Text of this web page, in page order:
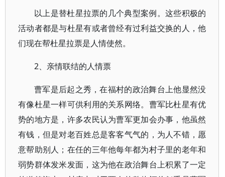
以上是替杜星拉票的几个典型案例。这些积极的
活动者都是与杜星有或者曾经有过利益交换的人，他
们现在帮杜星拉票是人情使然。
2、亲情联结的人情票
曹军是后起之秀，在福村的政治舞台上他显然没
有像杜星一样可供利用的关系网络。曹军比杜星有优
势的地方是，许多农民认为曹军更加会办事，他虽然
有钱，但是对老百姓总是客客气气的，为人不错，愿
意帮助别人；在任的三年他每年都为村子里的老年和
弱势群体发米发面，这为他在政治舞台上积累了一定